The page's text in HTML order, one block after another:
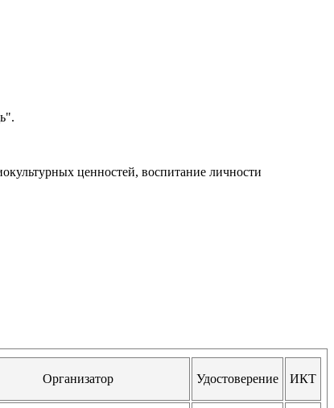
ценностей, воспитание личности
Организатор Удостоверение ИКТ